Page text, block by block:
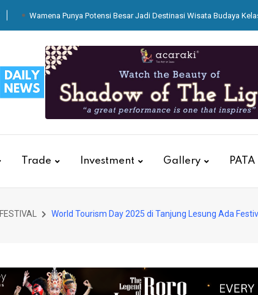
Wamena Punya Potensi Besar Jadi Destinasi Wisata Budaya
Dari Balik Dapur Pegawai Bagian Produksi Bekerja Menyiapkan
Kereta
Belajar Aksara Nusantara di Acaraki
Tingkatkan Standarisasi Kualitas Pelayanan, KAI Services Gelar
Basic Hospitality untuk Petugas Luxury Lounge
Trade Investment Gallery
FESTIVAL World Tourism Day 2025 di Tanjung Lesung Ada